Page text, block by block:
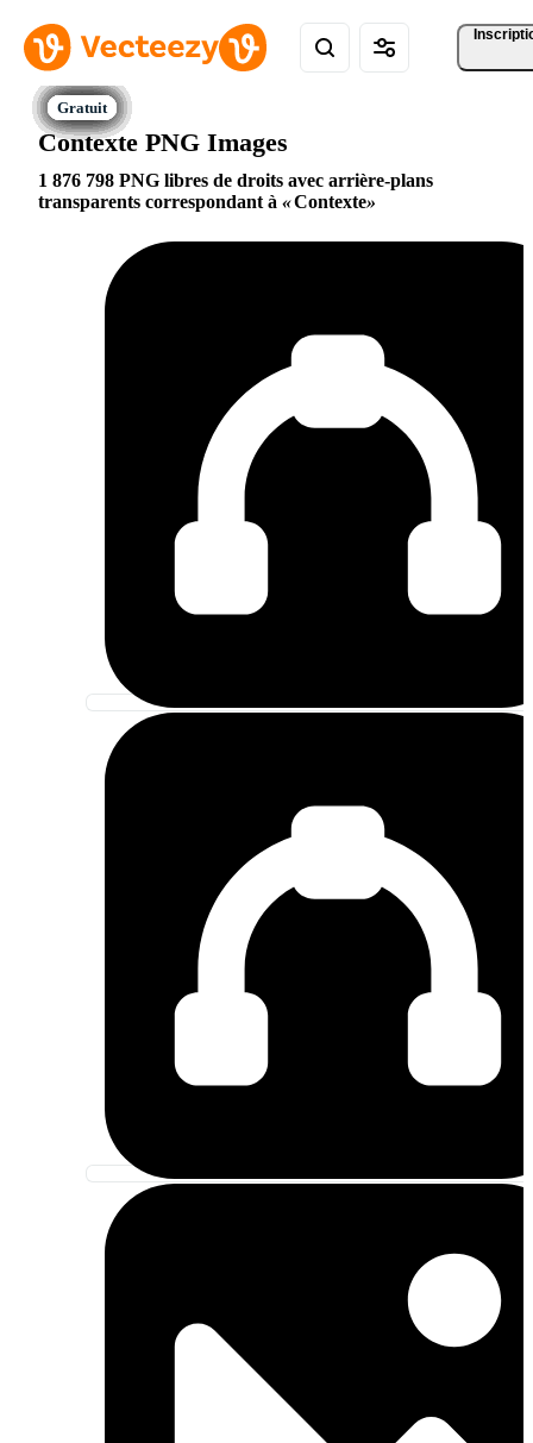
Contexte PNG Images
1 876 798 PNG libres de droits avec arrière-plans
transparents correspondant à
Contexte